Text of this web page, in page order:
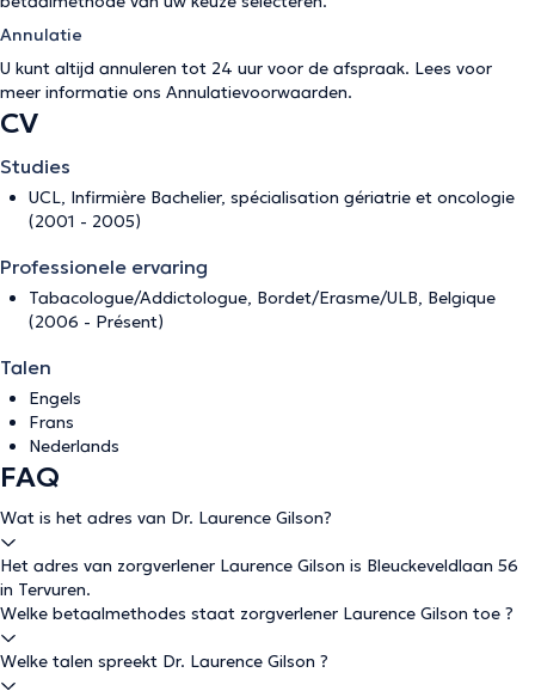
Annulatie
U kunt altijd annuleren tot 24 uur voor de afspraak. Lees voor
meer informatie ons Annulatievoorwaarden.
CV
Studies
UCL, Infirmière Bachelier, spécialisation gériatrie et oncologie
(2001 - 2005)
Professionele ervaring
Tabacologue/Addictologue, Bordet/Erasme/ULB, Belgique
(2006 - Présent)
Talen
Engels
Frans
Nederlands
FAQ
Wat is het adres van Dr. Laurence Gilson?
Het adres van zorgverlener Laurence Gilson is Bleuckeveldlaan 56
in Tervuren.
Welke betaalmethodes staat zorgverlener Laurence Gilson toe ?
Welke talen spreekt Dr. Laurence Gilson ?